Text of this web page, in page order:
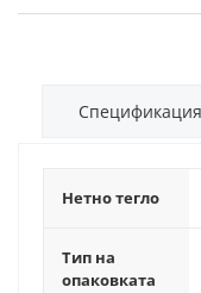
следваме готова
сиренето постоянно.
Спецификация
Нетно тегло
Тип на
опаковката